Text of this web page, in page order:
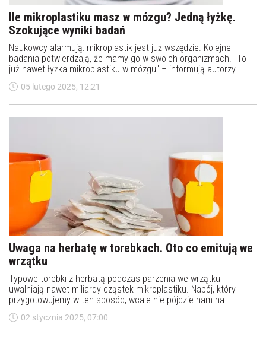
Ile mikroplastiku masz w mózgu? Jedną łyżkę.
Szokujące wyniki badań
Naukowcy alarmują: mikroplastik jest już wszędzie. Kolejne
badania potwierdzają, że mamy go w swoich organizmach. "To
już nawet łyżka mikroplastiku w mózgu" – informują autorzy
analiz.
05 lutego 2025, 12:21
Uwaga na herbatę w torebkach. Oto co emitują we
wrzątku
Typowe torebki z herbatą podczas parzenia we wrzątku
uwalniają nawet miliardy cząstek mikroplastiku. Napój, który
przygotowujemy w ten sposób, wcale nie pójdzie nam na
zdrowie. Jak wynika z badań, komórki w jelitach wchłaniają
mikroplastik. &nbsp;&nbsp;
02 stycznia 2025, 07:00